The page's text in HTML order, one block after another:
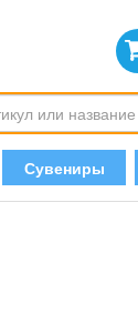
Сувениры